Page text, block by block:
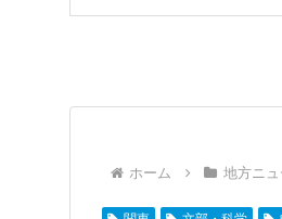
ホーム 地方ニュ